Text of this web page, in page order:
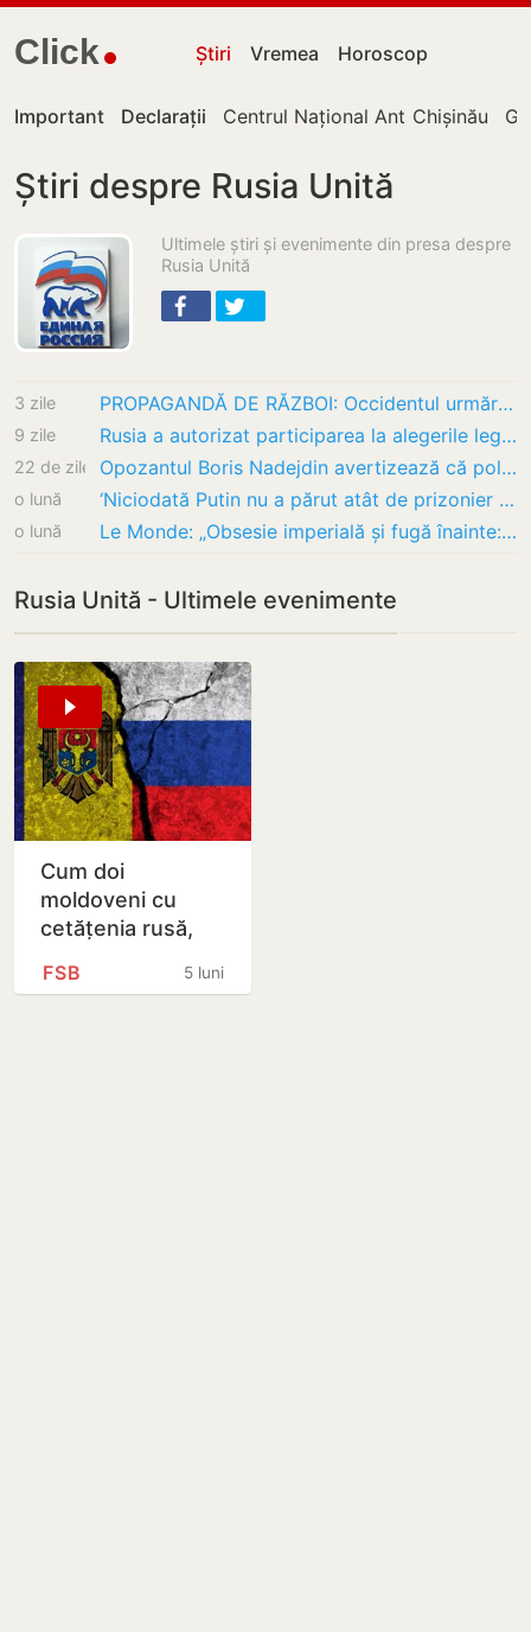
Click Știri Vremea Horoscop
Important Declarații Centrul Național Anticorupție
Chișinău
Știri despre Rusia Unită
Ultimele știri și evenimente din presa despre
Rusia Unită
3 zile PROPAGANDĂ DE RĂZBOI: Occidentul urmărește de secole să distrugă Rusia și folosește…
9 zile Rusia a autorizat participarea la alegerile legislative a singurului partid de opoziție,…
22 de zile Opozantul Boris Nadejdin avertizează că politica lui Putin duce Rusia spre haos și…
o lună ‘Niciodată Putin nu a părut atât de prizonier al propriilor fantasme’
o lună Le Monde: „Obsesie imperială și fugă înainte: niciodată Vladimir Putin nu a părut atât de…
Rusia Unită - Ultimele evenimente
Cum doi
moldoveni cu
cetățenia rusă,
FSB, au încercat
5 luni
FSB